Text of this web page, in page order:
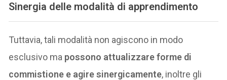
Sinergia delle modalità di apprendimento
Tuttavia, tali modalità non agiscono in modo
esclusivo ma possono attualizzare forme di
commistione e agire sinergicamente, inoltre gli